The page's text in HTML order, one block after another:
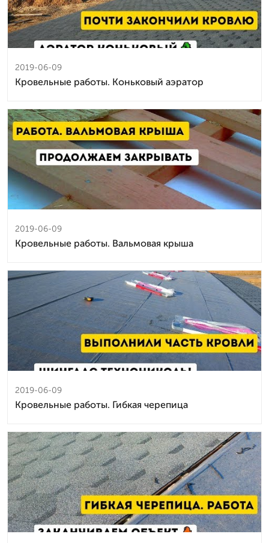
2019-06-09
Кровельные работы. Коньковый аэратор
2019-06-09
Кровельные работы. Вальмовая крыша
2019-06-09
Кровельные работы. Гибкая черепица